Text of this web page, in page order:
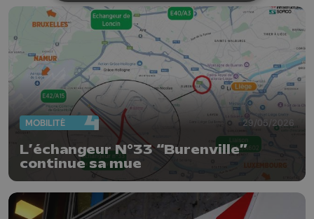
MOBILITÉ 29/05/2026
L’échangeur N°33 “Burenville”
continue sa mue